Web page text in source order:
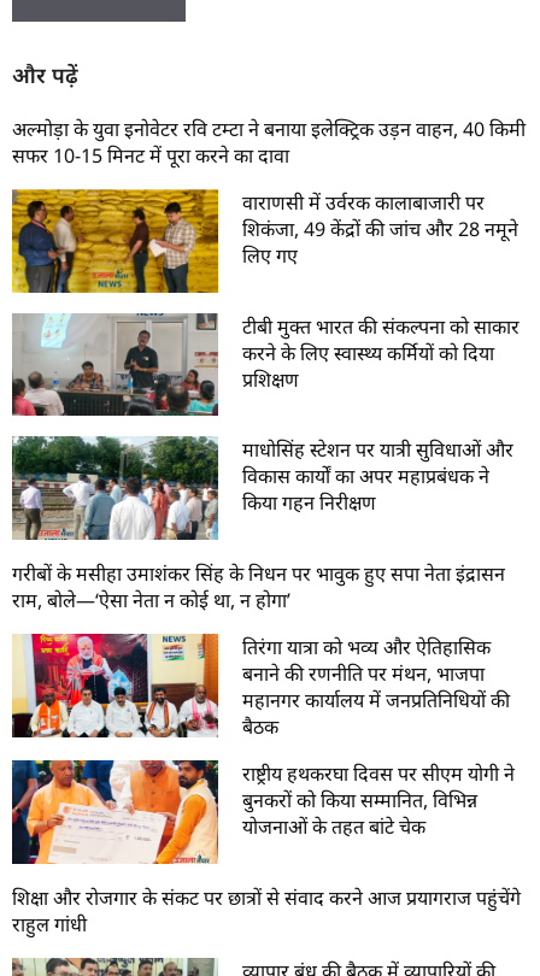
और पढ़ें
अल्मोड़ा के युवा इनोवेटर रवि टम्टा ने बनाया इलेक्ट्रिक उड़न वाहन, 40 किमी
सफर 10-15 मिनट में पूरा करने का दावा
वाराणसी में उर्वरक कालाबाजारी पर
शिकंजा, 49 केंद्रों की जांच और 28 नमूने
लिए गए
टीबी मुक्त भारत की संकल्पना को साकार
करने के लिए स्वास्थ्य कर्मियों को दिया
प्रशिक्षण
माधोसिंह स्टेशन पर यात्री सुविधाओं और
विकास कार्यों का अपर महाप्रबंधक ने
किया गहन निरीक्षण
गरीबों के मसीहा उमाशंकर सिंह के निधन पर भावुक हुए सपा नेता इंद्रासन
राम, बोले—‘ऐसा नेता न कोई था, न होगा’
तिरंगा यात्रा को भव्य और ऐतिहासिक
बनाने की रणनीति पर मंथन, भाजपा
महानगर कार्यालय में जनप्रतिनिधियों की
बैठक
राष्ट्रीय हथकरघा दिवस पर सीएम योगी ने
बुनकरों को किया सम्मानित, विभिन्न
योजनाओं के तहत बांटे चेक
शिक्षा और रोजगार के संकट पर छात्रों से संवाद करने आज प्रयागराज पहुंचेंगे
राहुल गांधी